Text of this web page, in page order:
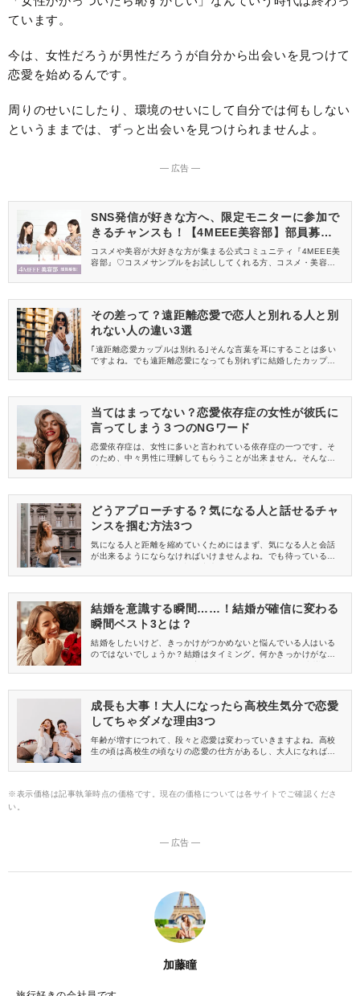
ています。
今は、女性だろうが男性だろうが自分から出会いを見つけて
恋愛を始めるんです。
周りのせいにしたり、環境のせいにして自分では何もしない
というままでは、ずっと出会いを見つけられませんよ。
― 広告 ―
SNS発信が好きな方へ、限定モニターに参加で
きるチャンスも！【4MEEE美容部】部員募集
中
コスメや美容が大好きな方が集まる公式コミュニティ『4MEEE美
容部』♡コスメサンプルをお試ししてくれる方、コスメ・美容情報
その差って？遠距離恋愛で恋人と別れる人と別
れない人の違い3選
｢遠距離恋愛カップルは別れる｣そんな言葉を耳にすることは多い
ですよね。でも遠距離恋愛になっても別れずに結婚したカップル
う人は何が違うのでしょうか。今回は、その違いについて紹介し
当てはまってない？恋愛依存症の女性が彼氏に
言ってしまう３つのNGワード
恋愛依存症は、女性に多いと言われている依存症の一つです。そ
のため、中々男性に理解してもらうことが出来ません。そんな恋
れはどんな言葉なのでしょうか。今回は、恋愛依存症の女性が彼
どうアプローチする？気になる人と話せるチャ
ンスを掴む方法3つ
気になる人と距離を縮めていくためにはまず、気になる人と会話
が出来るようにならなければいけませんよね。でも待っているだ
回は、気になる人と話せるチャンスを掴む方法について紹介しま
結婚を意識する瞬間……！結婚が確信に変わる
瞬間ベスト3とは？
結婚をしたいけど、きっかけがつかめないと悩んでいる人はいる
のではないでしょうか？結婚はタイミング。何かきっかけがない
瞬間をベスト３でご紹介♪ 結婚を意識しにくい人は必見ですよ！
成長も大事！大人になったら高校生気分で恋愛
してちゃダメな理由3つ
年齢が増すにつれて、段々と恋愛は変わっていきますよね。高校
生の頃は高校生の頃なりの恋愛の仕方があるし、大人になれば大
まま止まっていると大人の恋愛に悪影響が出てしまうのです。今
※表示価格は記事執筆時点の価格です。現在の価格については各サイトでご確認くださ
い。
― 広告 ―
加藤瞳